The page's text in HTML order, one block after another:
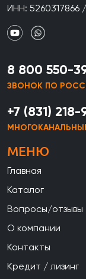
ИНН: 5260317866
8 800 550-
ЗВОНОК ПО
+7 (831)
МЕНЮ
Главная
Каталог
Вопросы/отзывы
О компании
Контакты
Кредит / лизинг